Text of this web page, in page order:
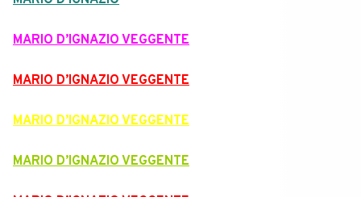
MARIO D’IGNAZIO VEGGENTE
MARIO D’IGNAZIO VEGGENTE
MARIO D’IGNAZIO VEGGENTE
MARIO D’IGNAZIO VEGGENTE